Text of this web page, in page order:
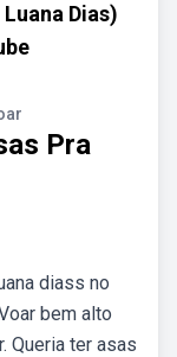
Dias)
Pra
diass no
bem alto
Queria ter asas